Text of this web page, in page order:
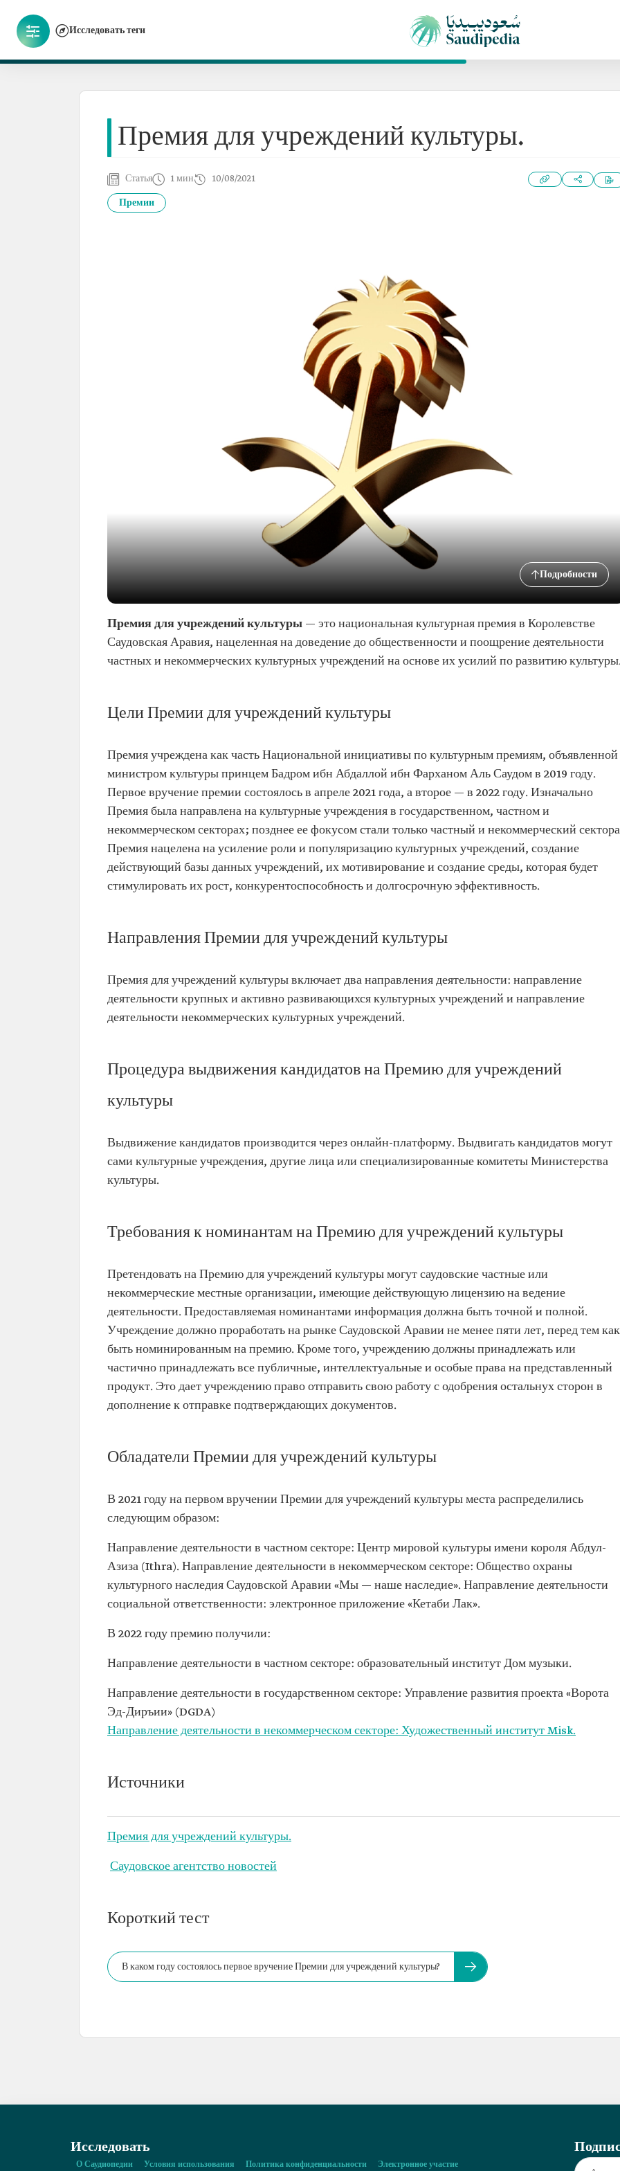
Исследовать теги
Премия для учреждений культуры.
Статья 1 мин 10/08/2021
Премии
Подробности
Премия для учреждений культуры — это национальная культурная премия в Королевстве
Саудовская Аравия, нацеленная на доведение до общественности и поощрение деятельности
частных и некоммерческих культурных учреждений на основе их усилий по развитию
Цели Премии для учреждений культуры
Премия учреждена как часть Национальной инициативы по культурным премиям, объявленной
министром культуры принцем Бадром ибн Абдаллой ибн Фарханом Аль Саудом в 2019 году.
Первое вручение премии состоялось в апреле 2021 года, а второе — в 2022 году. Изначально
Премия была направлена на культурные учреждения в государственном, частном и
некоммерческом секторах; позднее ее фокусом стали только частный и некоммерческий
Премия нацелена на усиление роли и популяризацию культурных учреждений, создание
действующий базы данных учреждений, их мотивирование и создание среды, которая будет
стимулировать их рост, конкурентоспособность и долгосрочную эффективность.
Направления Премии для учреждений культуры
Премия для учреждений культуры включает два направления деятельности: направление
деятельности крупных и активно развивающихся культурных учреждений и направление
деятельности некоммерческих культурных учреждений.
Процедура выдвижения кандидатов на Премию для учреждений
культуры
Выдвижение кандидатов производится через онлайн-платформу. Выдвигать кандидатов могут
сами культурные учреждения, другие лица или специализированные комитеты Министерства
культуры.
Требования к номинантам на Премию для учреждений культуры
Претендовать на Премию для учреждений культуры могут саудовские частные или
некоммерческие местные организации, имеющие действующую лицензию на ведение
деятельности. Предоставляемая номинантами информация должна быть точной и полной.
Учреждение должно проработать на рынке Саудовской Аравии не менее пяти лет, перед тем как
быть номинированным на премию. Кроме того, учреждению должны принадлежать или
частично принадлежать все публичные, интеллектуальные и особые права на представленный
продукт. Это дает учреждению право отправить свою работу с одобрения остальнух сторон в
дополнение к отправке подтверждающих документов.
Обладатели Премии для учреждений культуры
В 2021 году на первом вручении Премии для учреждений культуры места распределились
следующим образом:
Направление деятельности в частном секторе: Центр мировой культуры имени короля Абдул-
Азиза (Ithra). Направление деятельности в некоммерческом секторе: Общество охраны
культурного наследия Саудовской Аравии «Мы — наше наследие». Направление деятельности
социальной ответственности: электронное приложение «Кетаби Лак».
В 2022 году премию получили:
Направление деятельности в частном секторе: образовательный институт Дом музыки.
Направление деятельности в государственном секторе: Управление развития проекта «Ворота
Эд-Диръии» (DGDA)
Направление деятельности в некоммерческом секторе: Художественный институт Misk.
Источники
Премия для учреждений культуры.
Саудовское агентство новостей
Короткий тест
В каком году состоялось первое вручение Премии для учреждений культуры?
Исследовать
О Саудиопедии Условия использования Политика конфиденциальности Электронное участие